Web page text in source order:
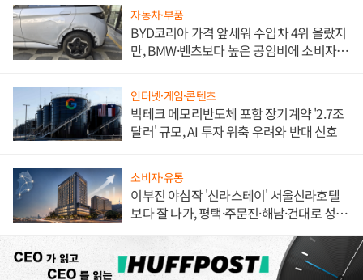
자동차·부품
BYD코리아 가격 앞세워 수입차 4위 올랐지
만, BMW·벤츠보다 높은 공임비에 소비자
인터넷·게임·콘텐츠
빅테크 메모리반도체 포함 장기계약 '2.7조
달러' 규모, AI 투자 위축 우려와 반대 신호
소비자·유통
이부진 야심작 '신라스테이' 서울신라호텔
보다 잘 나가, 평택·주문진·해남·건대로 성